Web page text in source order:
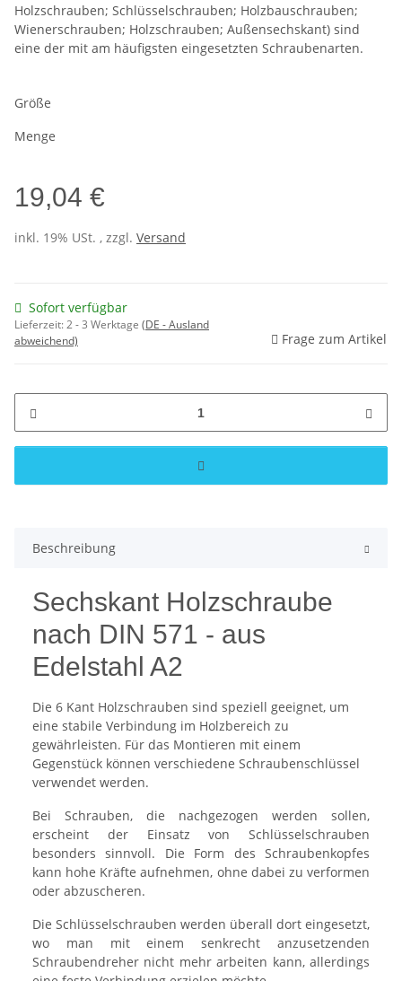
Holzschrauben; Schlüsselschrauben; Holzbauschrauben;
Wienerschrauben; Holzschrauben; Außensechskant) sind
eine der mit am häufigsten eingesetzten Schraubenarten.
Größe
Menge
19,04 €
inkl. 19% USt. , zzgl. Versand
Sofort verfügbar
Lieferzeit:2 - 3 Werktage (DE - Ausland
abweichend)
Frage zum Artikel
Beschreibung
Sechskant Holzschraube
nach DIN 571 - aus
Edelstahl A2
Die 6 Kant Holzschrauben sind speziell geeignet, um
eine stabile Verbindung im Holzbereich zu
gewährleisten. Für das Montieren mit einem
Gegenstück können verschiedene Schraubenschlüssel
verwendet werden.
Bei Schrauben, die nachgezogen werden sollen,
erscheint der Einsatz von Schlüsselschrauben
besonders sinnvoll. Die Form des Schraubenkopfes
kann hohe Kräfte aufnehmen, ohne dabei zu verformen
oder abzuscheren.
Die Schlüsselschrauben werden überall dort eingesetzt,
wo man mit einem senkrecht anzusetzenden
Schraubendreher nicht mehr arbeiten kann, allerdings